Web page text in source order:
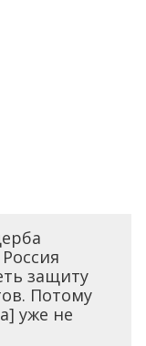
защиту
Потому
уже не